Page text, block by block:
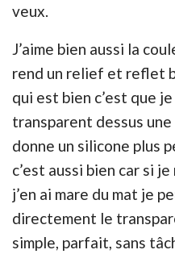
veux.
J’aime bien aussi la
rend un relief et reflet
qui est bien c’est que
transparent dessus
donne un silicone plus
c’est aussi bien car si
j’en ai mare du mat je
directement le
simple, parfait, sans